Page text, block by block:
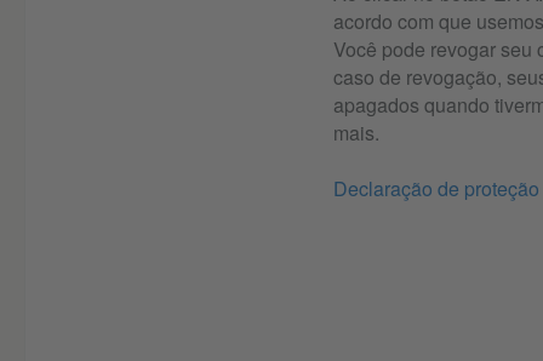
acordo com que
Você pode revogar
caso de revogação,
apagados quando
mais.
Declaração de